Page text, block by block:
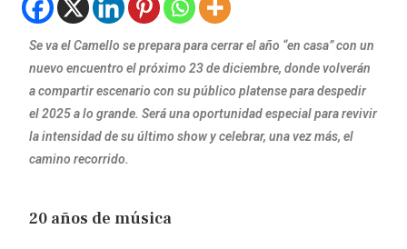
Se va el Camello se prepara para cerrar el año “en casa” con un
nuevo encuentro el próximo 23 de diciembre, donde volverán
a compartir escenario con su público platense para despedir
el 2025 a lo grande. Será una oportunidad especial para revivir
la intensidad de su último show y celebrar, una vez más, el
camino recorrido.
20 años de música